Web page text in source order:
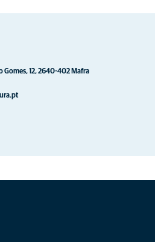
Gomes, 12, 2640-402 Mafra